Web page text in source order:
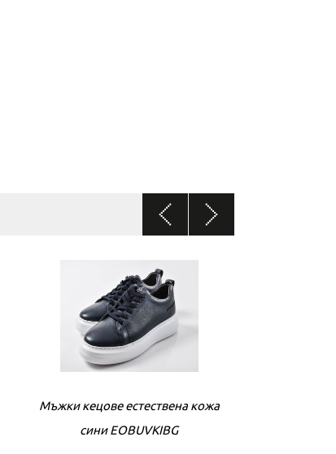
Мъжки кецове естествена кожа
сини EOBUVKIBG